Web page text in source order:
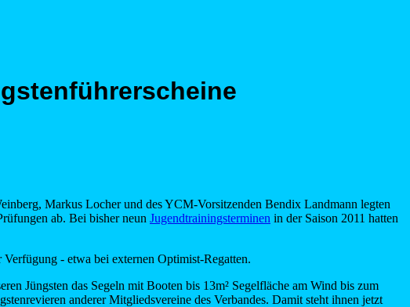
Markus Locher und des YCM-Vorsitzenden Bendix Landmann legten
ab. Bei bisher neun Jugendtrainingsterminen in der Saison 2011 hatten
- etwa bei externen Optimist-Regatten.
Jüngsten das Segeln mit Booten bis 13m² Segelfläche am Wind bis zum
anderer Mitgliedsvereine des Verbandes. Damit steht ihnen jetzt